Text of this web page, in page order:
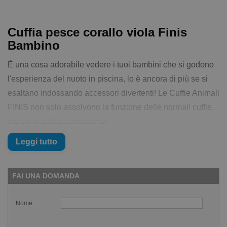
Cuffia pesce corallo viola Finis
Bambino
È una cosa adorabile vedere i tuoi bambini che si godono
l'esperienza del nuoto in piscina, lo è ancora di più se si
esaltano indossando accessori divertenti! Le Cuffie Animali
FINIS non solo assolvono la funzione delle normali cuffie,
Progettate appositamente per le teste piccole dei bambini
lattice e la zigrinatura interna crea una presa salda sulla
testa.
Caratteristiche della Cuffia pesce corallo
Leggi tutto
FAI UNA DOMANDA
Nome